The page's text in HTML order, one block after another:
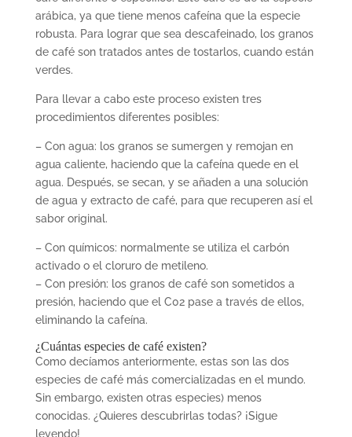
arábica, ya que tiene menos cafeína que la especie
robusta. Para lograr que sea descafeinado, los granos
de café son tratados antes de tostarlos, cuando están
verdes.
Para llevar a cabo este proceso existen tres
procedimientos diferentes posibles:
– Con agua: los granos se sumergen y remojan en
agua caliente, haciendo que la cafeína quede en el
agua. Después, se secan, y se añaden a una solución
de agua y extracto de café, para que recuperen así el
sabor original.
– Con químicos: normalmente se utiliza el carbón
activado o el cloruro de metileno.
– Con presión: los granos de café son sometidos a
presión, haciendo que el C02 pase a través de ellos,
eliminando la cafeína.
¿Cuántas especies de café existen?
Como decíamos anteriormente, estas son las dos
especies de café más comercializadas en el mundo.
Sin embargo, existen otras especies) menos
conocidas. ¿Quieres descubrirlas todas? ¡Sigue
leyendo!